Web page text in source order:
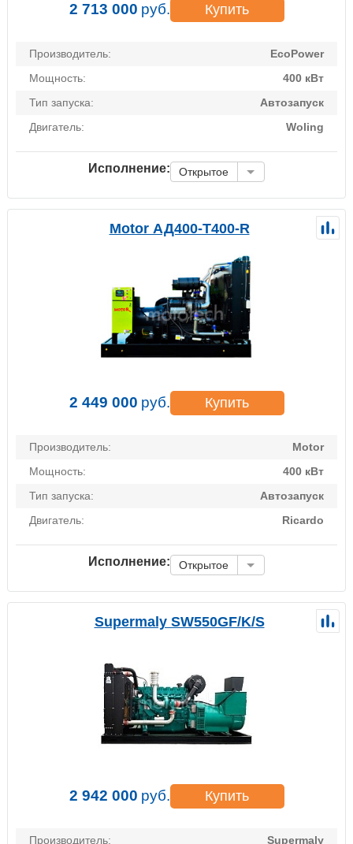
2 713 000 руб. Купить
Производитель:
EcoPower
Мощность:
400 кВт
Тип запуска:
Автозапуск
Двигатель:
Woling
Исполнение: Открытое
Motor АД400-Т400-R
2 449 000 руб. Купить
Производитель:
Motor
Мощность:
400 кВт
Тип запуска:
Автозапуск
Двигатель:
Ricardo
Исполнение: Открытое
Supermaly SW550GF/K/S
2 942 000 руб. Купить
Производитель: Supermaly